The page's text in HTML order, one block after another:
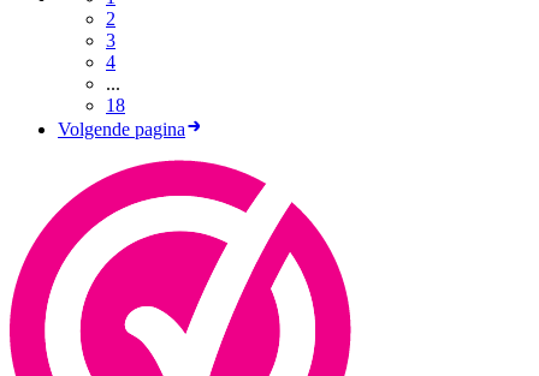
2
3
4
...
18
Volgende pagina